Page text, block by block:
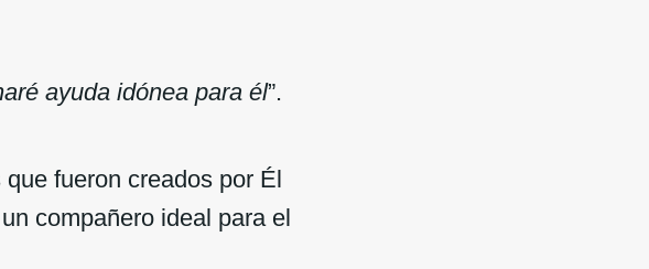
ayuda idónea para él”.
fueron creados por Él
compañero ideal para el